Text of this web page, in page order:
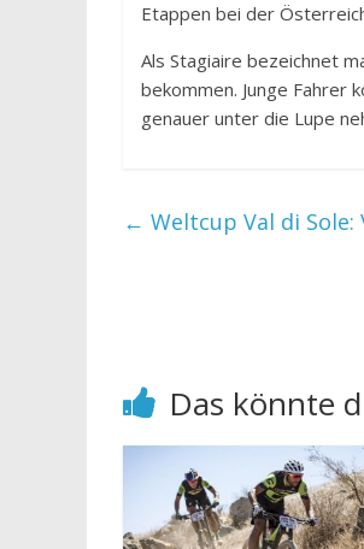
Etappen bei der
Als Stagiaire bezeichnet
bekommen. Junge Fahrer
genauer unter die Lupe
← Weltcup Val di Sole:
Das könnte